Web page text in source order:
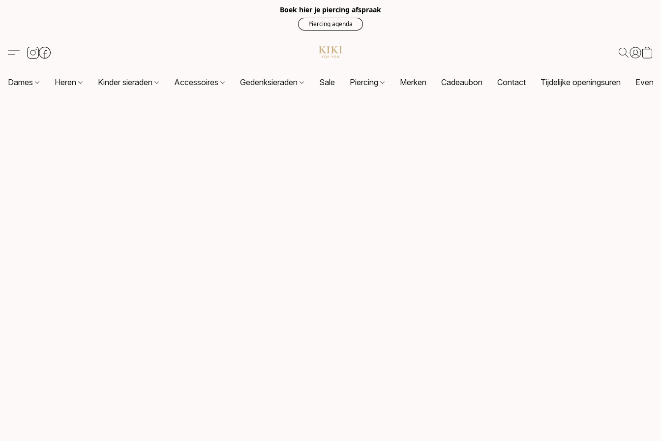
Boek hier je piercing afspraak
Piercing agenda
Dames Heren Kinder sieraden Accessoires Gedenksieraden Sale Piercing Merken Cadeaubon Contact Tijdelijke openingsuren Events